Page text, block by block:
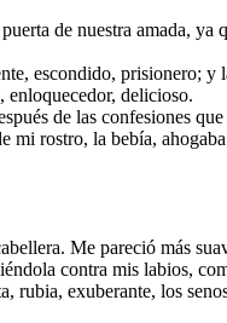
de nuestra amada, ya
escondido, prisionero; y
enloquecedor, delicioso.
de las confesiones
mi rostro, la bebía,
Me pareció más
contra mis labios,
rubia, exuberante, los